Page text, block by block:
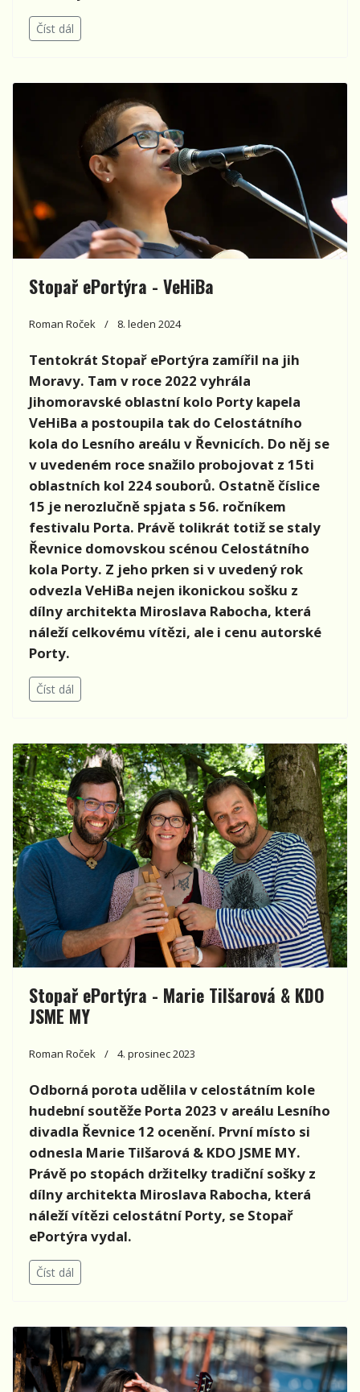
Číst dál
Stopař ePortýra - VeHiBa
Roman Roček 8. leden 2024
Tentokrát Stopař ePortýra zamířil na jih
Moravy. Tam v roce 2022 vyhrála
Jihomoravské oblastní kolo Porty kapela
VeHiBa a postoupila tak do Celostátního
kola do Lesního areálu v Řevnicích. Do něj se
v uvedeném roce snažilo probojovat z 15ti
oblastních kol 224 souborů. Ostatně číslice
15 je nerozlučně spjata s 56. ročníkem
festivalu Porta. Právě tolikrát totiž se staly
Řevnice domovskou scénou Celostátního
kola Porty. Z jeho prken si v uvedený rok
odvezla VeHiBa nejen ikonickou sošku z
dílny architekta Miroslava Rabocha, která
náleží celkovému vítězi, ale i cenu autorské
Porty.
Číst dál
Stopař ePortýra - Marie Tilšarová & KDO
JSME MY
Roman Roček 4. prosinec 2023
Odborná porota udělila v celostátním kole
hudební soutěže Porta 2023 v areálu Lesního
divadla Řevnice 12 ocenění. První místo si
odnesla Marie Tilšarová & KDO JSME MY.
Právě po stopách držitelky tradiční sošky z
dílny architekta Miroslava Rabocha, která
náleží vítězi celostátní Porty, se Stopař
ePortýra vydal.
Číst dál